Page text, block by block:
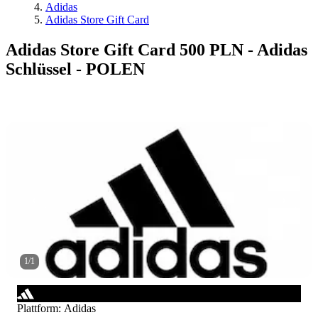
Adidas
Adidas Store Gift Card
Adidas Store Gift Card 500 PLN - Adidas
Schlüssel - POLEN
1/1
Plattform: Adidas